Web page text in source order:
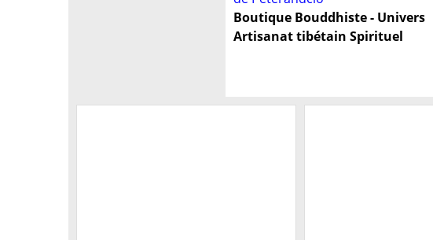
Boutique Bouddhiste - Univers
Artisanat tibétain Spirituel